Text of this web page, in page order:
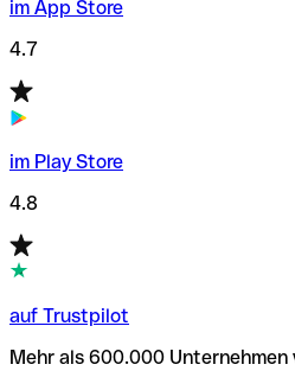
im App Store
4.7
im Play Store
4.8
auf Trustpilot
Mehr als 600.000